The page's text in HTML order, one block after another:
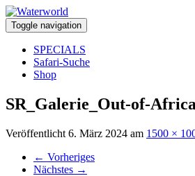
Toggle navigation
SPECIALS
Safari-Suche
Shop
SR_Galerie_Out-of-
Veröffentlicht 6. März 2024 am 1500 ×
← Vorheriges
Nächstes →